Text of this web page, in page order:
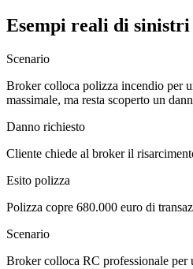
Esempi reali di sinistri
Scenario
Broker colloca polizza incendio per
massimale, ma resta scoperto un
Danno richiesto
Cliente chiede al broker il
Esito polizza
Polizza copre 680.000 euro di
Scenario
Broker colloca RC professionale per